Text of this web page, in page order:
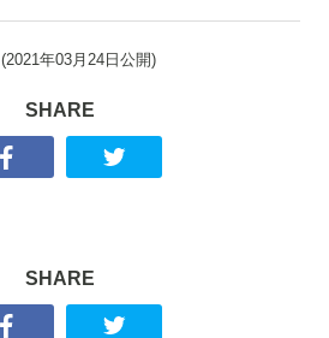
(2021年03月24日 公開)
SHARE
SHARE